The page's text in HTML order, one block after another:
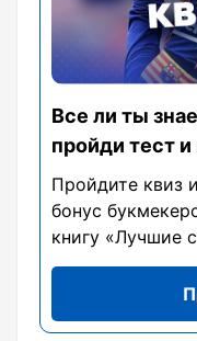
Все ли ты
пройди тест
Пройдите квиз
бонус
книгу «Лучшие